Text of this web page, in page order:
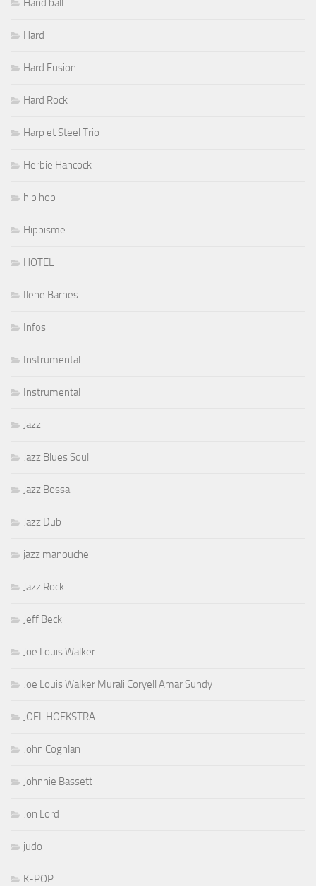
Hand ball
Hard
Hard Fusion
Hard Rock
Harp et Steel Trio
Herbie Hancock
hip hop
Hippisme
HOTEL
Ilene Barnes
Infos
Instrumental
Instrumental
Jazz
Jazz Blues Soul
Jazz Bossa
Jazz Dub
jazz manouche
Jazz Rock
Jeff Beck
Joe Louis Walker
Joe Louis Walker Murali Coryell Amar Sundy
JOEL HOEKSTRA
John Coghlan
Johnnie Bassett
Jon Lord
judo
K-POP